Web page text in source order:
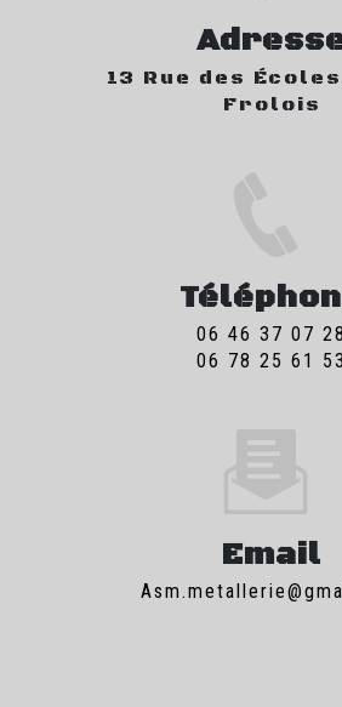
13 Rue des Écoles, 54160
Frolois
06 46 37 07 28
06 78 25 61 53
Email